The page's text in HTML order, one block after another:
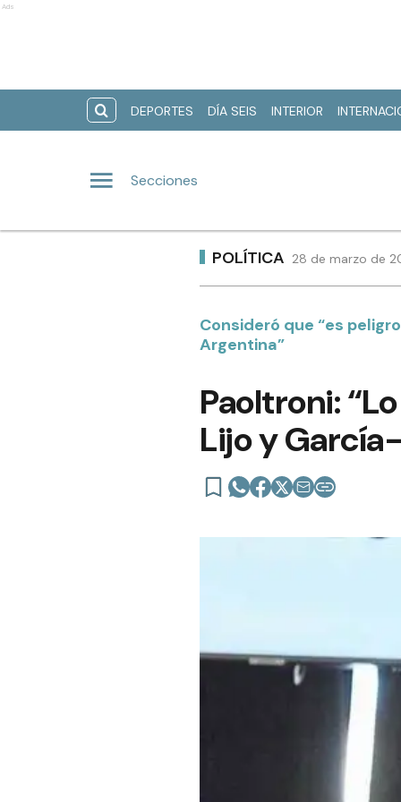
Ads
DEPORTES DÍA SEIS INTERIOR
Secciones
POLÍTICA 28 de marzo de
Consideró que “es
Argentina”
Paoltroni:
Lijo y